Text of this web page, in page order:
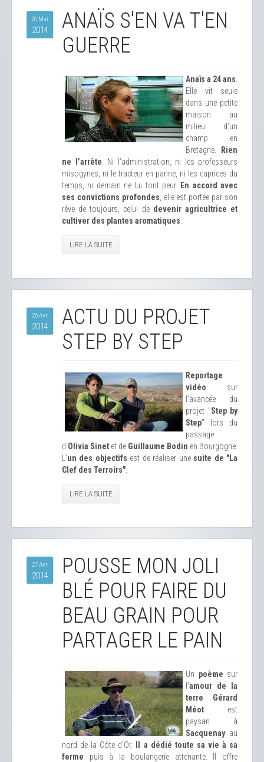
20 Mai
2014
ANAÏS S'EN VA T'EN
GUERRE
Anaïs a 24 ans
Elle vit seule
dans une petite
maison au
milieu d’un
champ en
Bretagne.
Rien
ne l’arrête . Ni l’administration, ni les professeurs
misogynes, ni le tracteur en panne, ni les caprices du
temps, ni demain ne lui font peur.
En accord avec
ses convictions profondes , elle est portée par son
rêve de toujours, celui de devenir agricultrice et
cultiver des plantes aromatiques
LIRE LA SUITE
28 Avr
2014
ACTU DU PROJET
STEP BY STEP
Reportage
vidéo sur
l'avancée du
projet "Step by
Step" lors du
passage
d'Olivia Sinet et de Guillaume Bodin en Bourgogne.
L'un des objectifs est de réaliser une suite de "La
Clef des Terroirs"
LIRE LA SUITE
27 Avr
2014
POUSSE MON JOLI
BLÉ POUR FAIRE DU
BEAU GRAIN POUR
PARTAGER LE PAIN
Un poème sur
l'amour de la
terre
Gérard
Méot est
paysan à
Sacquenayau
nord de la Côte d'Or.
Il a dédié toute sa vie à sa
ferme puis à la boulangerie attenante. Il offre